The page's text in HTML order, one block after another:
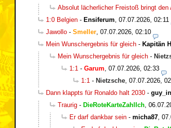
Absolut lächerlicher Freistoß bringt den
1:0 Belgien - Ensiferum 07.07.2026, 02:11
Jawollo - Smeller 07.07.2026, 02:10
Mein Wunschergebnis für gleich - Kapitän
Mein Wunschergebnis für gleich -
1:1 - Garum 07.07.2026, 02:33
1:1 - Nietzsche 07.07.2026,
Dann klappts für Ronaldo halt 2030 -
Traurig - DieRoteKarteZahlIch
Er darf dankbar sein - micha87